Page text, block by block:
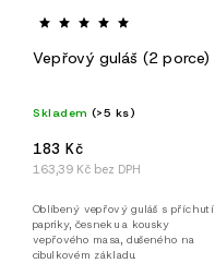
Vepřový guláš (2 porce)
Skladem (>5 ks)
163,39 Kč bez DPH
183 Kč
Oblíbený vepřový guláš s příchutí
papriky, česneku a kousky
vepřového masa, dušeného na
cibulkovém základu.